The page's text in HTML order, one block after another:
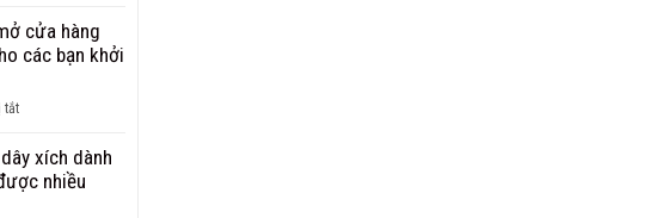
ve
chó
tốt
nhất
cách
chọn
10+
Mẫu
Chó
Dây
Dắt
cửa hàng
các bạn khởi
tắtở
toán
chi
xích dành
nhiều